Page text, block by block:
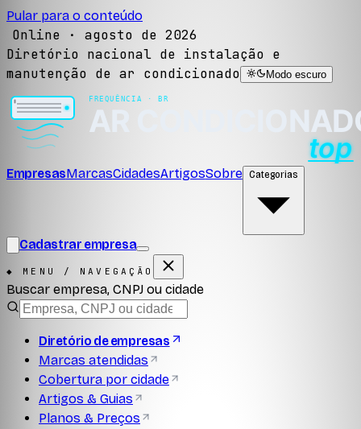
Pular para o conteúdo
Online · agosto de 2026
Diretório nacional de instalação e
manutenção de ar condicionado
Modo escuro
EmpresasMarcasCidadesArtigosSobre Categorias
Cadastrar empresa
◆ MENU / NAVEGAÇÃO
Buscar empresa, CNPJ ou cidade
Diretório de empresas
Marcas atendidas
Cobertura por cidade
Artigos & Guias
Planos & Preços